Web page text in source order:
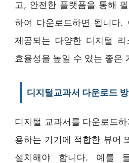
고, 안전한 플랫폼을 통해
하여 다운로드하면 됩니다.
제공되는 다양한 디지털
효율성을 높일 수 있는 좋은
디지털교과서 다운로드
디지털 교과서를 다운로드
용하는 기기에 적합한 뷰어
설치해야 합니다. 예를